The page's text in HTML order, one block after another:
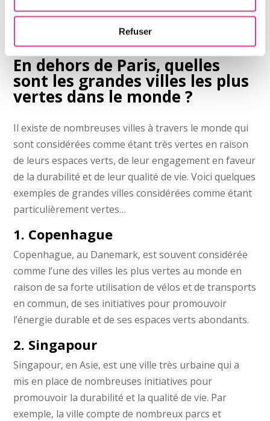
Refuser
biologiques, les habitants de Paris contribuent à la
préservation de l’environnement.
En dehors de Paris, quelles
sont les grandes villes les plus
vertes dans le monde ?
Il existe de nombreuses villes à travers le monde qui
sont considérées comme étant très vertes en raison
de leurs espaces verts, de leur engagement en faveur
de la durabilité et de leur qualité de vie. Voici quelques
exemples de grandes villes considérées comme étant
particulièrement vertes…
1. Copenhague
Copenhague, au Danemark, est souvent considérée
comme l’une des villes les plus vertes au monde en
raison de sa forte utilisation de vélos et de transports
en commun, de ses initiatives pour promouvoir
l’énergie durable et de ses espaces verts abondants.
2. Singapour
Singapour, en Asie, est une ville très urbaine qui a
mis en place de nombreuses initiatives pour
promouvoir la durabilité et la qualité de vie. Par
exemple, la ville compte de nombreux parcs et